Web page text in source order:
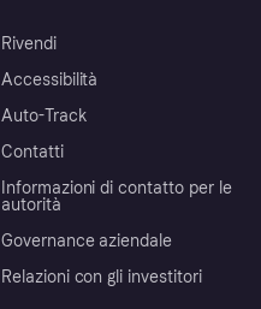
Rivendi
Accessibilità
Auto-Track
Contatti
Informazioni di contatto per le
autorità
Governance aziendale
Relazioni con gli investitori